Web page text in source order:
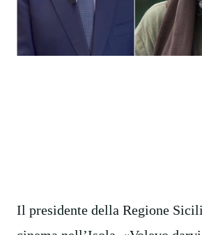
Il presidente della Regione